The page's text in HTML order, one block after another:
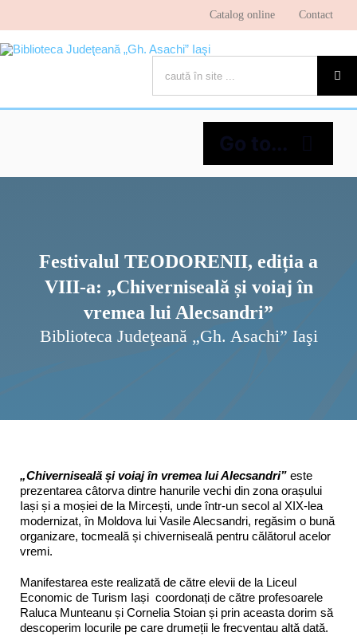
Catalog online Contact
Go to...
Ştiri şi evenimente
Programe şi proiecte
Festivalul TEODORENII, ediția a
VIII-a: „Chiverniseală și voiaj în
vremea lui Alecsandri”
Biblioteca Judeţeană „Gh. Asachi” Iaşi
„Chiverniseală și voiaj în vremea lui Alecsandri” este
prezentarea câtorva dintre hanurile vechi din zona orașului
Iași și a moșiei de la Mircești, unde într-un secol al XIX-lea
modernizat, în Moldova lui Vasile Alecsandri, regăsim o bună
organizare, tocmeală și chiverniseală pentru călătorul acelor
vremi.
Manifestarea este realizată de către elevii de la Liceul
Economic de Turism Iași coordonați de către profesoarele
Raluca Munteanu și Cornelia Stoian și prin aceasta dorim să
descoperim locurile pe care drumeții le frecventau altă dată.